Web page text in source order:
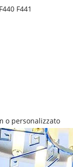
F441
o personalizzato